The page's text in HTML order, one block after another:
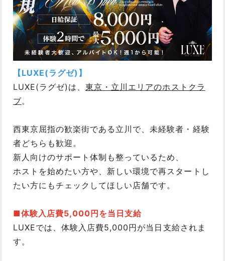
【LUXE(ラグゼ)】
LUXE(ラグゼ)は、東京・立川エリアのホストクラ
ブ。
西東京屈指の歓楽街である立川で、未経験者・経験
者どちらも歓迎。
新人向けのサポート体制も整っているため、
ホストを始めたい方や、新しい環境で再スタートし
たい方にもチェックしてほしい店舗です。
■体験入店費5,000円を当日支給
LUXEでは、体験入店費5,000円が当日支給されま
す。